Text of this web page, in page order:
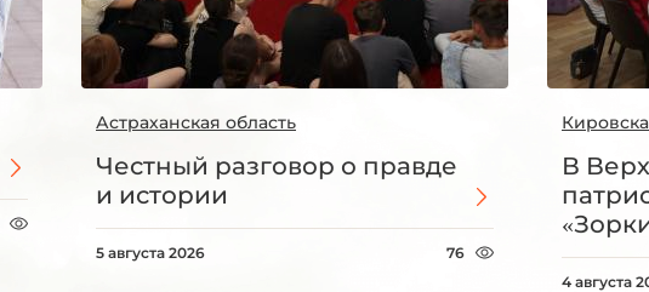
Астраханская область
Честный разговор о правде
и истории
5 августа 2026 76
В
4 августа